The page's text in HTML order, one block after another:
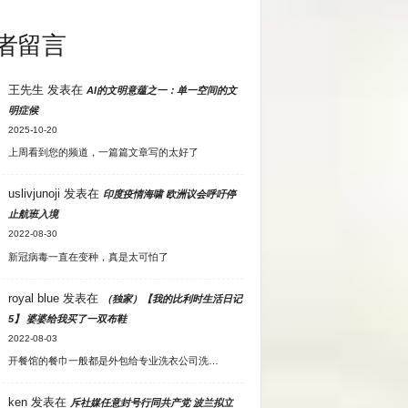
留言
王先生 发表在 AI的文明意蕴之一：单一空间的文
明症候
2025-10-20
上周看到您的频道，一篇篇文章写的太好了
uslivjunoji 发表在 印度疫情海啸 欧洲议会呼吁停
止航班入境
2022-08-30
新冠病毒一直在变种，真是太可怕了
royal blue发表在
（独家）【我的比利时生活日记
5】 婆婆给我买了一双布鞋
2022-08-03
开餐馆的餐巾一般都是外包给专业洗衣公司洗…
ken发表在 斥社媒任意封号行同共产党 波兰拟立